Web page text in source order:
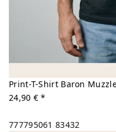
Print-T-Shirt Baron
24,90 € *
777795061 83432